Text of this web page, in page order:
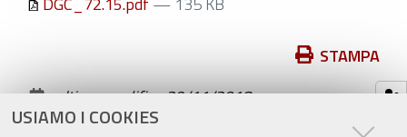
USIAMO I COOKIES
STAMPA
ultima modifica29/11/2018